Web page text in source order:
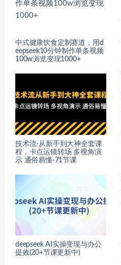
中式健康饮食定制赛道，用d
eepseek10分钟制作单条视频
100w浏览变现1000+
技术流-从新手到大神全套课
程，卡点运镜转场 多视角演
示 通俗易懂-71节课
deepseek AI实操变现与办公
提效(20+节课更新中)